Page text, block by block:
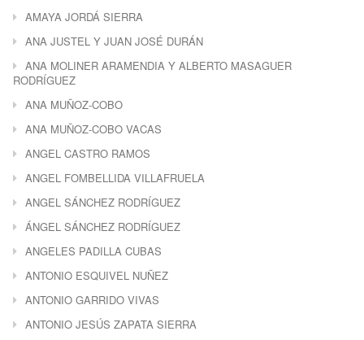
AMAYA JORDÁ SIERRA
ANA JUSTEL Y JUAN JOSÉ DURÁN
ANA MOLINER ARAMENDIA Y ALBERTO MASAGUER
RODRÍGUEZ
ANA MUÑOZ-COBO
ANA MUÑOZ-COBO VACAS
ANGEL CASTRO RAMOS
ANGEL FOMBELLIDA VILLAFRUELA
ANGEL SÁNCHEZ RODRÍGUEZ
ÁNGEL SÁNCHEZ RODRÍGUEZ
ANGELES PADILLA CUBAS
ANTONIO ESQUIVEL NUÑEZ
ANTONIO GARRIDO VIVAS
ANTONIO JESÚS ZAPATA SIERRA